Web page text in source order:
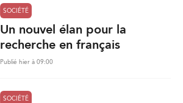
SOCIÉTÉ
Un nouvel élan pour la
recherche en français
Publié hier à 09:00
SOCIÉTÉ